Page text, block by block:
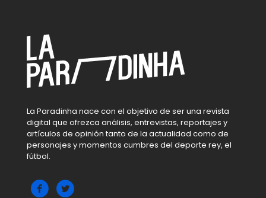
La Paradinha nace con el objetivo de ser una revista
digital que ofrezca análisis, entrevistas, reportajes y
artículos de opinión tanto de la actualidad como de
personajes y momentos cumbres del deporte rey, el
fútbol.